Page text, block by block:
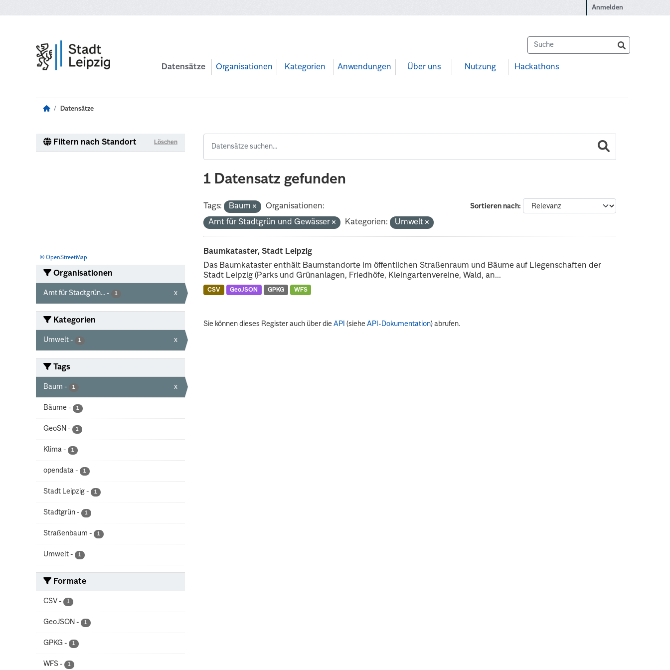
Anmelden
Datensätze Organisationen Kategorien Anwendungen Über uns Nutzung Hackathons
Datensätze
Filtern nach Standort Löschen
© OpenStreetMap
Organisationen
Amt für Stadtgrün... - 1 x
Kategorien
Umwelt - 1 x
Tags
Baum - 1 x
Bäume - 1
GeoSN - 1
Klima - 1
opendata - 1
Stadt Leipzig - 1
Stadtgrün - 1
Straßenbaum - 1
Umwelt - 1
Formate
CSV - 1
GeoJSON - 1
GPKG - 1
WFS - 1
1 Datensatz gefunden
Sortieren nach
Tags: Baum
Organisationen:
Amt für Stadtgrün und Gewässer
Kategorien: Umwelt
Baumkataster, Stadt Leipzig
Das Baumkataster enthält Baumstandorte im öffentlichen Straßenraum und Bäume auf Liegenschaften der
Stadt Leipzig (Parks und Grünanlagen, Friedhöfe, Kleingartenvereine, Wald, an...
CSV GeoJSON GPKG WFS
Sie können dieses Register auch über dieAPI (sieheAPI-Dokumentation) abrufen.